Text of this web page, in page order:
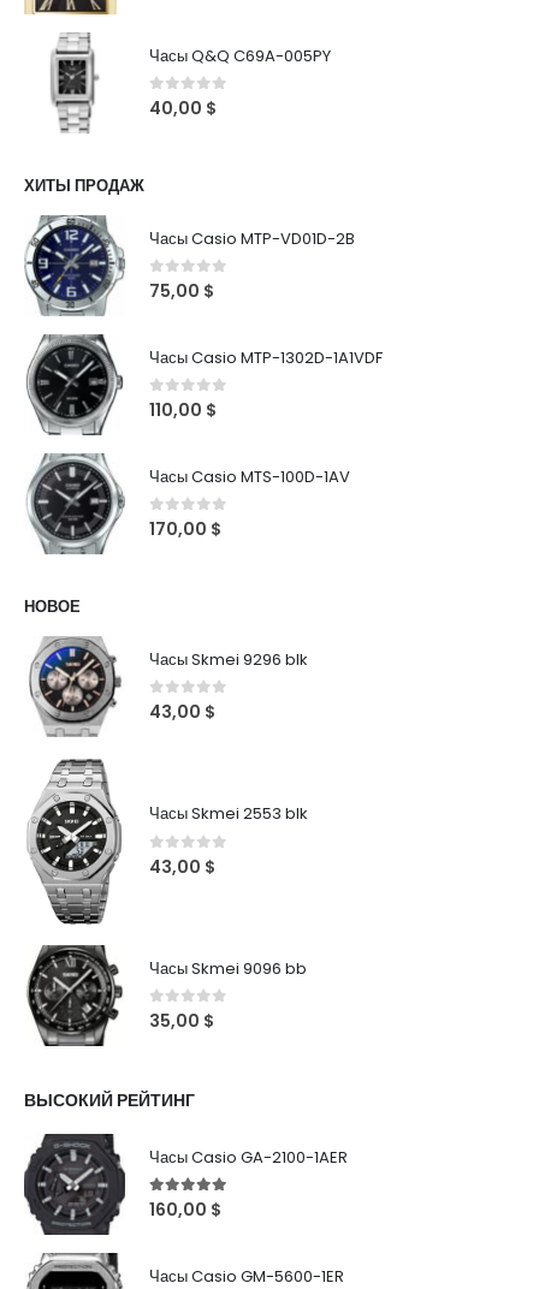
Часы Q&Q C69A-005PY
0 out of 5
40,00 $
ХИТЫ ПРОДАЖ
Часы Casio MTP-VD01D-2B
0out of 5
75,00 $
Часы Casio MTP-1302D-1A1VDF
0out of 5
110,00 $
Часы Casio MTS-100D-1AV
0out of 5
170,00 $
НОВОЕ
Часы Skmei 9296 blk
0 out of 5
43,00 $
Часы Skmei 2553 blk
0 out of 5
43,00 $
Часы Skmei 9096 bb
0out of 5
35,00 $
ВЫСОКИЙ РЕЙТИНГ
Часы Casio GA-2100-1AER
5out of 5
160,00 $
Часы Casio GM-5600-1ER